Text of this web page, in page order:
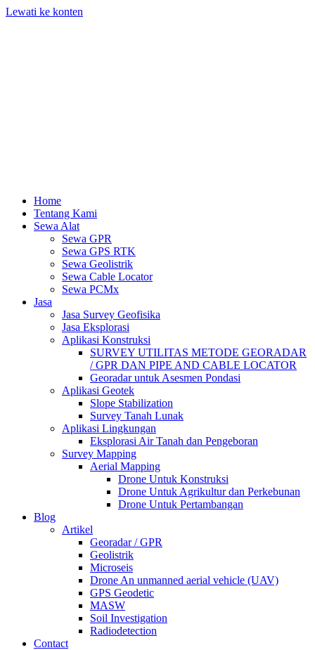
Lewati ke konten
Home
Tentang Kami
Sewa Alat
Sewa GPR
Sewa GPS RTK
Sewa Geolistrik
Sewa Cable Locator
Sewa PCMx
Jasa
Jasa Survey Geofisika
Jasa Eksplorasi
Aplikasi Konstruksi
SURVEY UTILITAS METODE GEORADAR
/ GPR DAN PIPE AND CABLE LOCATOR
Georadar untuk Asesmen Pondasi
Aplikasi Geotek
Slope Stabilization
Survey Tanah Lunak
Aplikasi Lingkungan
Eksplorasi Air Tanah dan Pengeboran
Survey Mapping
Aerial Mapping
Drone Untuk Konstruksi
Drone Untuk Agrikultur dan Perkebunan
Drone Untuk Pertambangan
Blog
Artikel
Georadar / GPR
Geolistrik
Microseis
Drone An unmanned aerial vehicle (UAV)
GPS Geodetic
MASW
Soil Investigation
Radiodetection
Contact